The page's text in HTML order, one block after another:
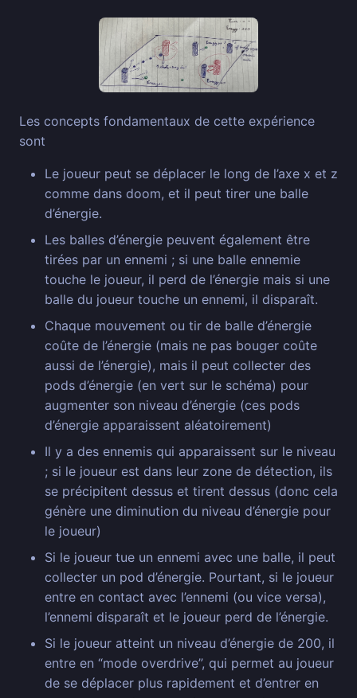
Les concepts fondamentaux de cette expérience
sont
Le joueur peut se déplacer le long de l’axe x et z
comme dans doom, et il peut tirer une balle
d’énergie.
Les balles d’énergie peuvent également être
tirées par un ennemi ; si une balle ennemie
touche le joueur, il perd de l’énergie mais si une
balle du joueur touche un ennemi, il disparaît.
Chaque mouvement ou tir de balle d’énergie
coûte de l’énergie (mais ne pas bouger coûte
aussi de l’énergie), mais il peut collecter des
pods d’énergie (en vert sur le schéma) pour
augmenter son niveau d’énergie (ces pods
d’énergie apparaissent aléatoirement)
Il y a des ennemis qui apparaissent sur le niveau
; si le joueur est dans leur zone de détection, ils
se précipitent dessus et tirent dessus (donc cela
génère une diminution du niveau d’énergie pour
le joueur)
Si le joueur tue un ennemi avec une balle, il peut
collecter un pod d’énergie. Pourtant, si le joueur
entre en contact avec l’ennemi (ou vice versa),
l’ennemi disparaît et le joueur perd de l’énergie.
Si le joueur atteint un niveau d’énergie de 200, il
entre en “mode overdrive”, qui permet au joueur
de se déplacer plus rapidement et d’entrer en